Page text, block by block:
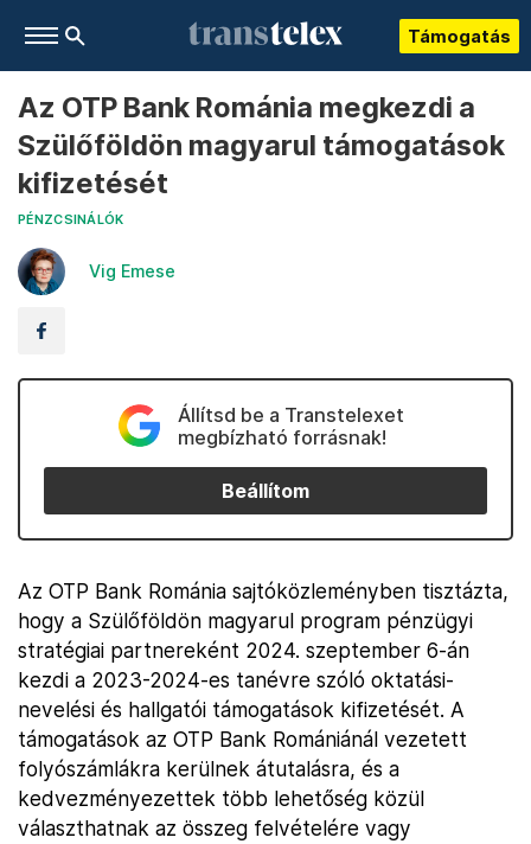
Támogatás
Az OTP Bank Románia megkezdi a
Szülőföldön magyarul támogatások
kifizetését
PÉNZCSINÁLÓK
Vig Emese
Állítsd be a Transtelexet
megbízható forrásnak!
Beállítom
Az OTP Bank Románia sajtóközleményben tisztázta,
hogy a Szülőföldön magyarul program pénzügyi
stratégiai partnereként 2024. szeptember 6-án
kezdi a 2023-2024-es tanévre szóló oktatási-
nevelési és hallgatói támogatások kifizetését. A
támogatások az OTP Bank Romániánál vezetett
folyószámlákra kerülnek átutalásra, és a
kedvezményezettek több lehetőség közül
választhatnak az összeg felvételére vagy